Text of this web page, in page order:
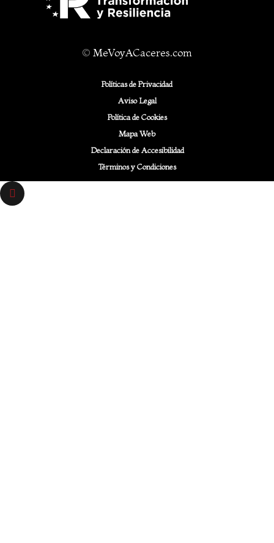
© MeVoyACaceres.com
Políticas de Privacidad
Aviso Legal
Política de Cookies
Mapa Web
Declaración de Accesibilidad
Términos y Condiciones